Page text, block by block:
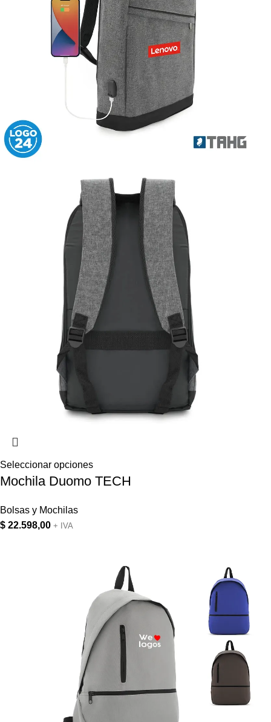
Seleccionar opciones
Mochila Duomo TECH
Bolsas y Mochilas
$ 22.598,00 + IVA